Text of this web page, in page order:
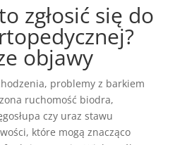
zgłosić się do
objawy
problemy z barkiem
ruchomość biodra,
czy uraz stawu
które mogą znacząco